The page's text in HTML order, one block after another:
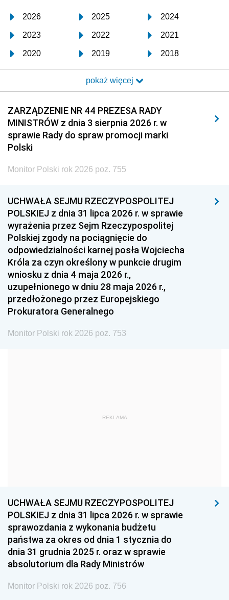
2026 2025 2024
2023 2022 2021
2020 2019 2018
2017 2016 2015
2014 2013 2012
2011 2010 2009
2008 2007 2006
2005
1996 1995 1994
1993 1992 1991
1990 1989
1987 1986 1985
1984 1983
1981 1980 1979
1978 1977
1975 1974
1959
1939 1938 1937
1936 1930
pokaż więcej
ZARZĄDZENIE NR 44 PREZESA RADY
MINISTRÓW z dnia 3 sierpnia 2026 r. w
sprawie Rady do spraw promocji marki
Polski
Monitor Polski rok 2026 poz. 755
UCHWAŁA SEJMU RZECZYPOSPOLITEJ
POLSKIEJ z dnia 31 lipca 2026 r. w sprawie
wyrażenia przez Sejm Rzeczypospolitej
Polskiej zgody na pociągnięcie do
odpowiedzialności karnej posła Wojciecha
Króla za czyn określony w punkcie drugim
wniosku z dnia 4 maja 2026 r.,
uzupełnionego w dniu 28 maja 2026 r.,
przedłożonego przez Europejskiego
Prokuratora Generalnego
Monitor Polski rok 2026 poz. 753
REKLAMA
UCHWAŁA SEJMU RZECZYPOSPOLITEJ
POLSKIEJ z dnia 31 lipca 2026 r. w sprawie
sprawozdania z wykonania budżetu
państwa za okres od dnia 1 stycznia do
dnia 31 grudnia 2025 r. oraz w sprawie
absolutorium dla Rady Ministrów
Monitor Polski rok 2026 poz. 756